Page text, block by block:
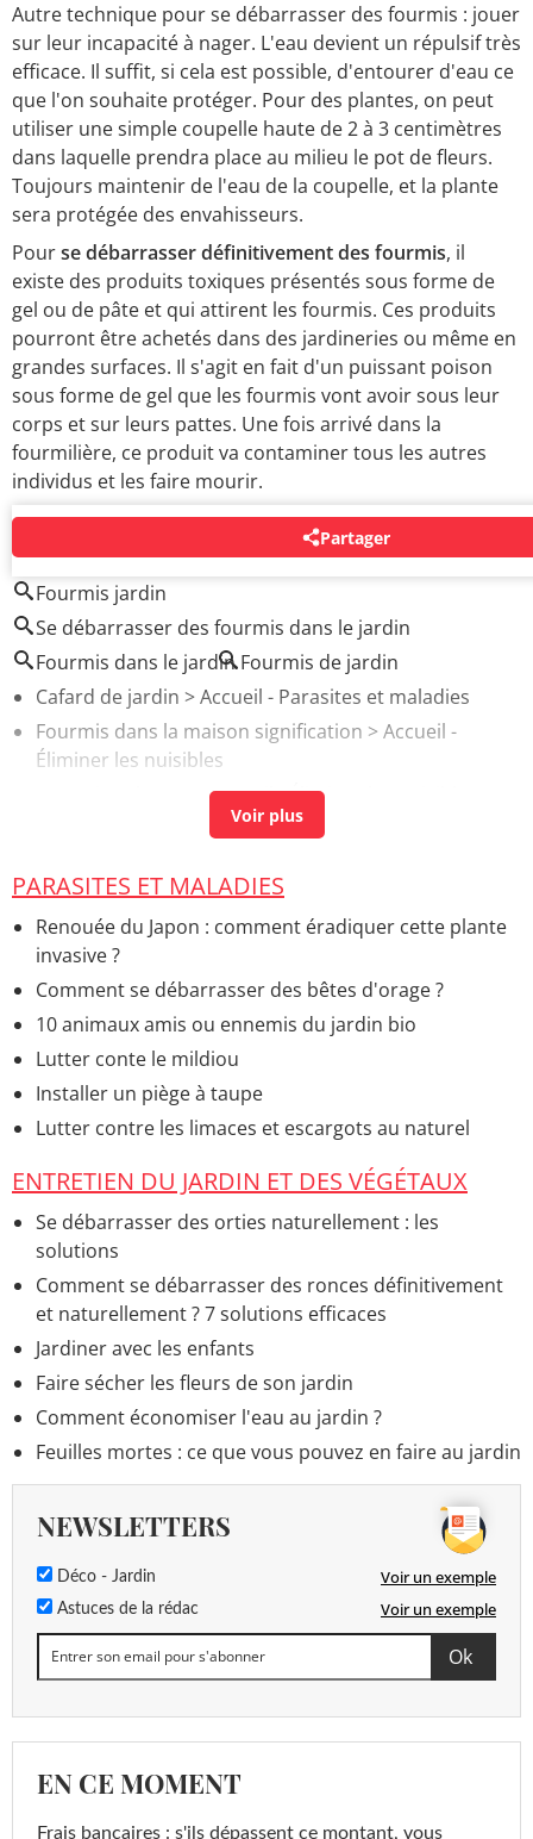
Autre technique pour se débarrasser des fourmis : jouer
sur leur incapacité à nager. L'eau devient un répulsif très
efficace. Il suffit, si cela est possible, d'entourer d'eau ce
que l'on souhaite protéger. Pour des plantes, on peut
utiliser une simple coupelle haute de 2 à 3 centimètres
dans laquelle prendra place au milieu le pot de fleurs.
Toujours maintenir de l'eau de la coupelle, et la plante
sera protégée des envahisseurs.
Pourse débarrasser définitivement des fourmis, il
existe des produits toxiques présentés sous forme de
gel ou de pâte et qui attirent les fourmis. Ces produits
pourront être achetés dans des jardineries ou même en
grandes surfaces. Il s'agit en fait d'un puissant poison
sous forme de gel que les fourmis vont avoir sous leur
corps et sur leurs pattes. Une fois arrivé dans la
fourmilière, ce produit va contaminer tous les autres
individus et les faire mourir.
Partager
AUTOUR DU MÊME SUJET
Fourmis jardin
Se débarrasser des fourmis dans le jardin
Fourmis dans le jardin Fourmis de jardin
Cafard de jardin > Accueil - Parasites et maladies
Fourmis dans la maison signification > Accueil -
Éliminer les nuisibles
> Accueil - Éliminer les nuisibles
Quand becher son jardin> Accueil - Entretien du
PARASITES ET MALADIES
Renouée du Japon : comment éradiquer cette plante
invasive ?
Comment se débarrasser des bêtes d'orage ?
10 animaux amis ou ennemis du jardin bio
Lutter conte le mildiou
Installer un piège à taupe
Lutter contre les limaces et escargots au naturel
ENTRETIEN DU JARDIN ET DES VÉGÉTAUX
Se débarrasser des orties naturellement : les
solutions
Comment se débarrasser des ronces définitivement
et naturellement ? 7 solutions efficaces
Jardiner avec les enfants
Faire sécher les fleurs de son jardin
Comment économiser l'eau au jardin ?
Feuilles mortes : ce que vous pouvez en faire au jardin
NEWSLETTERS
Déco - Jardin Voir un exemple
Astuces de la rédac Voir un exemple
EN CE MOMENT
Frais bancaires : s'ils dépassent ce montant, vous